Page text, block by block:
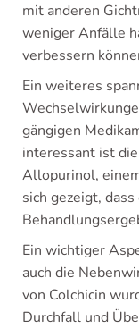
mit anderen
weniger Anfälle
verbessern
Ein weiteres
gängigen
interessant ist
Allopurinol,
sich gezeigt,
Ein wichtiger
auch die
von Colchicin
Durchfall und